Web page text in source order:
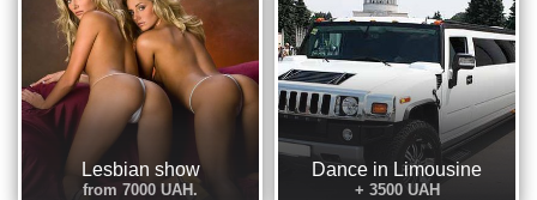
Lesbian show
from 7000 UAH.
Dance in Limousine
+ 3500 UAH